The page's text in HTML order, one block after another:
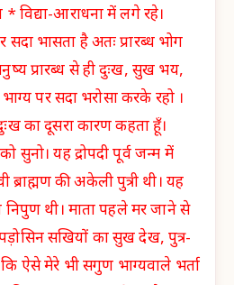
* विद्या-आराधना में लगे रहे।
सदा भासता है अतः प्रारब्ध भोग
प्रारब्ध से ही दुःख, सुख भय,
पर सदा भरोसा करके रहो ।
का दूसरा कारण कहता हूँ।
सुनो। यह द्रोपदी पूर्व जन्म में
ब्राह्मण की अकेली पुत्री थी। यह
निपुण थी। माता पहले मर जाने से
पड़ोसिन सखियों का सुख देख, पुत्र-
कि ऐसे मेरे भी सगुण भाग्यवाले भर्ता